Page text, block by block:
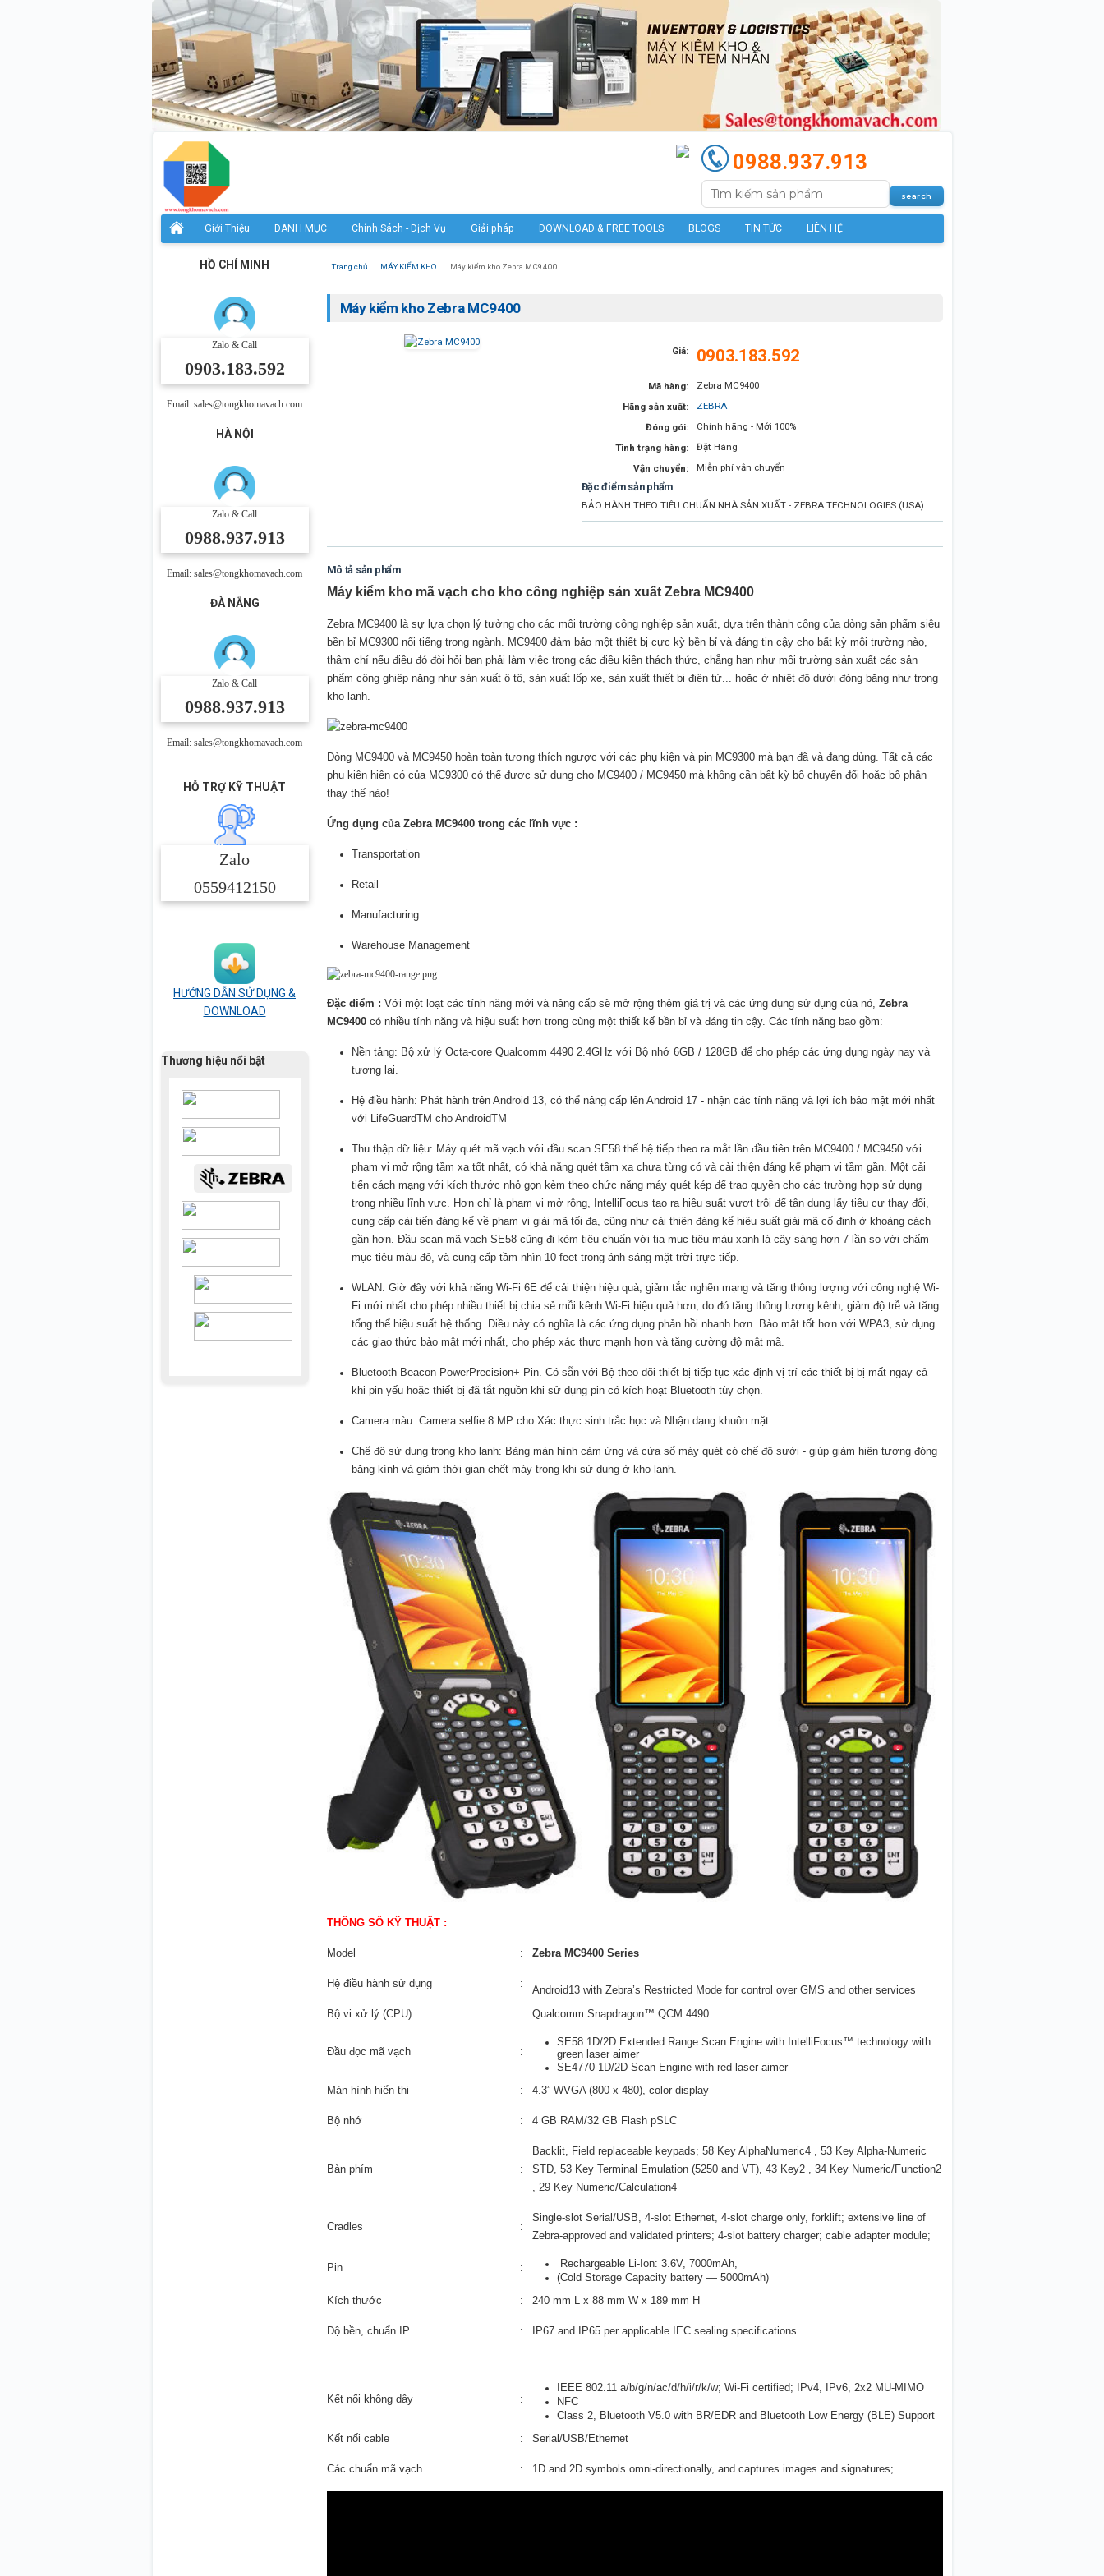
0988.937.913
Giới Thiệu DANH MỤC Chính Sách - Dịch Vụ Giải pháp DOWNLOAD & FREE TOOLS BLOGS TIN TỨC LIÊN HỆ
HỒ CHÍ MINH
Zalo & Call
0903.183.592
Email: sales@tongkhomavach.com
HÀ NỘI
Zalo & Call
0988.937.913
Email: sales@tongkhomavach.com
ĐÀ NẴNG
Zalo & Call
0988.937.913
Email: sales@tongkhomavach.com
HỖ TRỢ KỸ THUẬT
Zalo
0559412150
HƯỚNG DẪN SỬ DỤNG &
DOWNLOAD
Thương hiệu nổi bật
Trang chủ MÁY KIỂM KHO Máy kiểm kho Zebra MC9400
Máy kiểm kho Zebra MC9400
Giá: 0903.183.592
Mã hàng:
Zebra MC9400
Hãng sản xuất:
ZEBRA
Đóng gói:
Chính hãng - Mới 100%
Tình trạng hàng:
Đặt Hàng
Vận chuyển:
Miễn phí vận chuyển
Đặc điểm sản phẩm
BẢO HÀNH THEO TIÊU CHUẨN NHÀ SẢN XUẤT - ZEBRA TECHNOLOGIES (USA).
Mô tả sản phẩm
Máy kiểm kho mã vạch cho kho công nghiệp sản xuất Zebra MC9400
Zebra MC9400 là sự lựa chọn lý tưởng cho các môi trường công nghiệp sản xuất, dựa trên thành công của dòng sản phẩm siêu
bền bỉ MC9300 nổi tiếng trong ngành. MC9400 đảm bảo một thiết bị cực kỳ bền bỉ và đáng tin cậy cho bất kỳ môi trường nào,
thậm chí nếu điều đó đòi hỏi bạn phải làm việc trong các điều kiện thách thức, chẳng hạn như môi trường sản xuất các sản
phẩm công ghiệp nặng như sản xuất ô tô, sản xuất lốp xe, sản xuất thiết bị điện tử... hoặc ở nhiệt độ dưới đóng băng như trong
kho lạnh.
Dòng MC9400 và MC9450 hoàn toàn tương thích ngược với các phụ kiện và pin MC9300 mà bạn đã và đang dùng. Tất cả các
phụ kiện hiện có của MC9300 có thể được sử dụng cho MC9400 / MC9450 mà không cần bất kỳ bộ chuyển đổi hoặc bộ phận
thay thế nào!
Ứng dụng của Zebra MC9400 trong các lĩnh vực :
Transportation
Retail
Manufacturing
Warehouse Management
Đặc điểm : Với một loạt các tính năng mới và nâng cấp sẽ mở rộng thêm giá trị và các ứng dụng sử dụng của nó, Zebra
MC9400có nhiều tính năng và hiệu suất hơn trong cùng một thiết kế bền bỉ và đáng tin cậy. Các tính năng bao gồm:
Nền tảng: Bộ xử lý Octa-core Qualcomm 4490 2.4GHz với Bộ nhớ 6GB / 128GB để cho phép các ứng dụng ngày nay và
tương lai.
Hệ điều hành: Phát hành trên Android 13, có thể nâng cấp lên Android 17 - nhận các tính năng và lợi ích bảo mật mới nhất
với LifeGuardTM cho AndroidTM
Thu thập dữ liệu: Máy quét mã vạch với đầu scan SE58 thế hệ tiếp theo ra mắt lần đầu tiên trên MC9400 / MC9450 với
phạm vi mở rộng tầm xa tốt nhất, có khả năng quét tầm xa chưa từng có và cải thiện đáng kể phạm vi tầm gần. Một cải
tiến cách mạng với kích thước nhỏ gọn kèm theo chức năng máy quét kép để trao quyền cho các trường hợp sử dụng
trong nhiều lĩnh vực. Hơn chỉ là phạm vi mở rộng, IntelliFocus tạo ra hiệu suất vượt trội để tận dụng lấy tiêu cự thay đổi,
cung cấp cải tiến đáng kể về phạm vi giải mã tối đa, cũng như cải thiện đáng kể hiệu suất giải mã cố định ở khoảng cách
gần hơn. Đầu scan mã vạch SE58 cũng đi kèm tiêu chuẩn với tia mục tiêu màu xanh lá cây sáng hơn 7 lần so với chấm
mục tiêu màu đỏ, và cung cấp tầm nhìn 10 feet trong ánh sáng mặt trời trực tiếp.
WLAN: Giờ đây với khả năng Wi-Fi 6E để cải thiện hiệu quả, giảm tắc nghẽn mạng và tăng thông lượng với công nghệ Wi-
Fi mới nhất cho phép nhiều thiết bị chia sẻ mỗi kênh Wi-Fi hiệu quả hơn, do đó tăng thông lượng kênh, giảm độ trễ và tăng
tổng thể hiệu suất hệ thống. Điều này có nghĩa là các ứng dụng phản hồi nhanh hơn. Bảo mật tốt hơn với WPA3, sử dụng
các giao thức bảo mật mới nhất, cho phép xác thực mạnh hơn và tăng cường độ mật mã.
Bluetooth Beacon PowerPrecision+ Pin. Có sẵn với Bộ theo dõi thiết bị tiếp tục xác định vị trí các thiết bị bị mất ngay cả
khi pin yếu hoặc thiết bị đã tắt nguồn khi sử dụng pin có kích hoạt Bluetooth tùy chọn.
Camera màu: Camera selfie 8 MP cho Xác thực sinh trắc học và Nhận dạng khuôn mặt
Chế độ sử dụng trong kho lạnh: Bảng màn hình cảm ứng và cửa sổ máy quét có chế độ sưởi - giúp giảm hiện tượng đóng
băng kính và giảm thời gian chết máy trong khi sử dụng ở kho lạnh.
THÔNG SỐ KỸ THUẬT :
Model : Zebra MC9400 Series
Hệ điều hành sử dụng :
Android13 with Zebra’s Restricted Mode for control over GMS and other services
Bộ vi xử lý (CPU)
: Qualcomm Snapdragon™ QCM 4490
Đầu đọc mã vạch :
SE58 1D/2D Extended Range Scan Engine with IntelliFocus™ technology with
green laser aimer
SE4770 1D/2D Scan Engine with red laser aimer
Màn hình hiển thị
: 4.3” WVGA (800 x 480), color display
Bộ nhớ : 4 GB RAM/32 GB Flash pSLC
Bàn phím :
Backlit, Field replaceable keypads; 58 Key AlphaNumeric4 , 53 Key Alpha-Numeric
STD, 53 Key Terminal Emulation (5250 and VT), 43 Key2 , 34 Key Numeric/Function2
, 29 Key Numeric/Calculation4
Cradles :
Single-slot Serial/USB, 4-slot Ethernet, 4-slot charge only, forklift; extensive line of
Zebra-approved and validated printers; 4-slot battery charger; cable adapter module;
Pin :
Rechargeable Li-Ion: 3.6V, 7000mAh,
(Cold Storage Capacity battery — 5000mAh)
Kích thước
: 240 mm L x 88 mm W x 189 mm H
Độ bền, chuẩn IP : IP67 and IP65 per applicable IEC sealing specifications
Kết nối không dây :
IEEE 802.11 a/b/g/n/ac/d/h/i/r/k/w; Wi-Fi certified; IPv4, IPv6, 2x2 MU-MIMO
NFC
Class 2, Bluetooth V5.0 with BR/EDR and Bluetooth Low Energy (BLE) Support
Kết nối cable
: Serial/USB/Ethernet
Các chuẩn mã vạch : 1D and 2D symbols omni-directionally, and captures images and signatures;